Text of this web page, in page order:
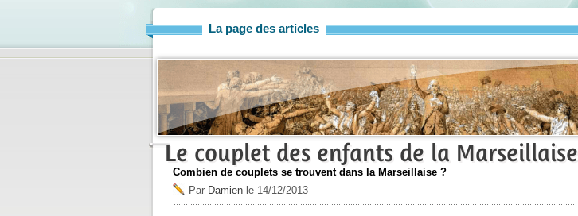
La page des articles
Le couplet des enfants de la Marseillaise
Combien de couplets se trouvent dans la Marseillaise ?
Par Damien le 14/12/2013